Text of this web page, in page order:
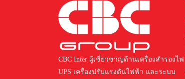
CBC Inter ผู้เชี่ยวชาญด้านเครื่องสำรองไฟ
UPS เครื่องปรับแรงดันไฟฟ้า และระบบ